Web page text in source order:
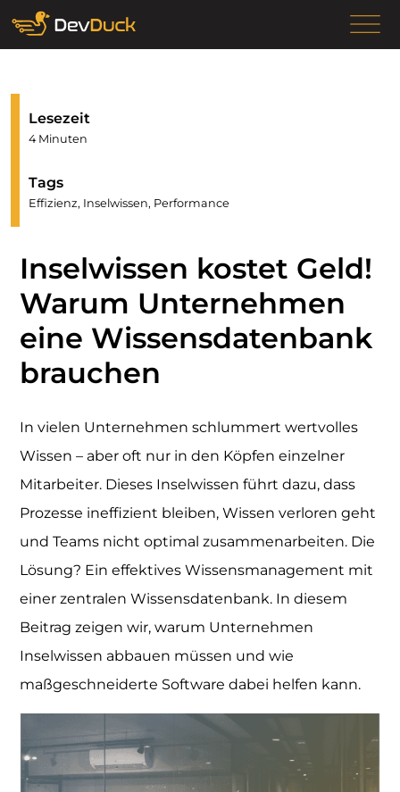
Lesezeit
4 Minuten
Tags
Effizienz, Inselwissen, Performance
Inselwissen kostet Geld!
Warum Unternehmen
eine Wissensdatenbank
brauchen
In vielen Unternehmen schlummert wertvolles
Wissen – aber oft nur in den Köpfen einzelner
Mitarbeiter. Dieses Inselwissen führt dazu, dass
Prozesse ineffizient bleiben, Wissen verloren geht
und Teams nicht optimal zusammenarbeiten. Die
Lösung? Ein effektives Wissensmanagement mit
einer zentralen Wissensdatenbank. In diesem
Beitrag zeigen wir, warum Unternehmen
Inselwissen abbauen müssen und wie
maßgeschneiderte Software dabei helfen kann.